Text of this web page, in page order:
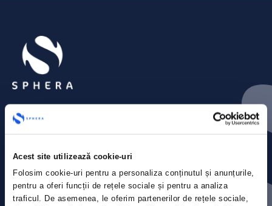
Acest site utilizează cookie-uri
Folosim cookie-uri pentru a personaliza conținutul și anunțurile,
pentru a oferi funcții de rețele sociale și pentru a analiza
traficul. De asemenea, le oferim partenerilor de rețele sociale,
Contact